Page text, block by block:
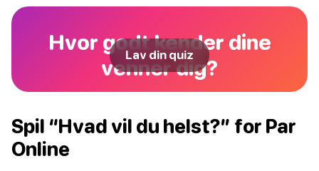
Hvor godt kender dine
venner dig?
Lav din quiz
Spil “Hvad vil du helst?” for Par
Online